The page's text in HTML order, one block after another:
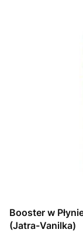
Booster w
(Jatra-Vanilka)